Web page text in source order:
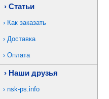
Статьи
Как заказать
Доставка
Оплата
Наши друзья
nsk-ps.info